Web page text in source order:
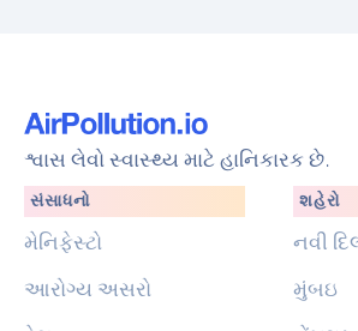
શ્વાસ લેવો સ્વાસ્થ્ય માટે હાનિકારક છે.
સંસાધનો
મેનિફેસ્ટો
આરોગ્ય અસરો
શહેરો
નવી
મુંબઇ